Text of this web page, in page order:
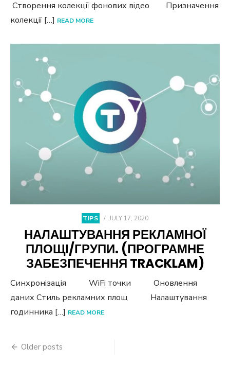
Створення колекції фонових відео Призначення
колекції […] READ MORE
TIPS / JULY 17, 2020
НАЛАШТУВАННЯ РЕКЛАМНОЇ
ПЛОЩІ/ГРУПИ. (ПРОГРАМНЕ
ЗАБЕЗПЕЧЕННЯ TRACKLAM)
Синхронізація WiFi точки Оновлення
даних Стиль рекламних площ Налаштування
годинника […] READ MORE
Posts
Older posts